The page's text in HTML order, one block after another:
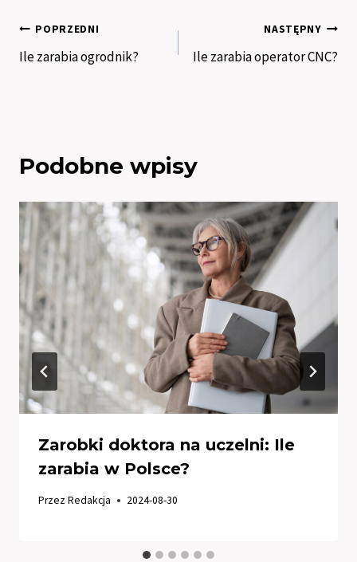
Nawigacja
wpisu
POPRZEDNI
Ile zarabia ogrodnik?
NASTĘPNY
Ile zarabia operator CNC?
Podobne wpisy
Zarobki doktora na uczelni: Ile
zarabia w Polsce?
PrzezRedakcja 2024-08-30